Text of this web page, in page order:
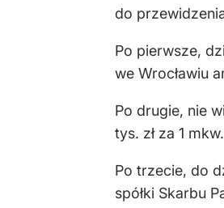
do
Po pierwsze,
we Wrocławiu
Po drugie, nie
tys. zł za 1
Po trzecie, do
spółki Skarbu